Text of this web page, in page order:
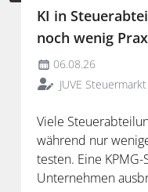
KI in
noch wenig
06.08.26
JUVE Steuermarkt
Viele
während nur
testen. Eine
Unternehmen